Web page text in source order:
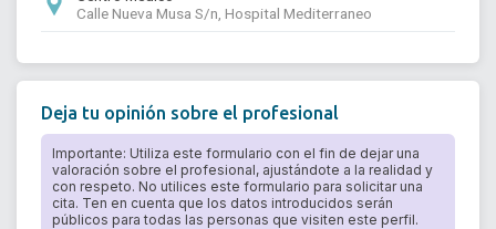
Calle Nueva Musa S/n, Hospital Mediterraneo
Deja tu opinión sobre el profesional
Importante: Utiliza este formulario con el fin de dejar una
valoración sobre el profesional, ajustándote a la realidad y
con respeto. No utilices este formulario para solicitar una
cita. Ten en cuenta que los datos introducidos serán
públicos para todas las personas que visiten este perfil.